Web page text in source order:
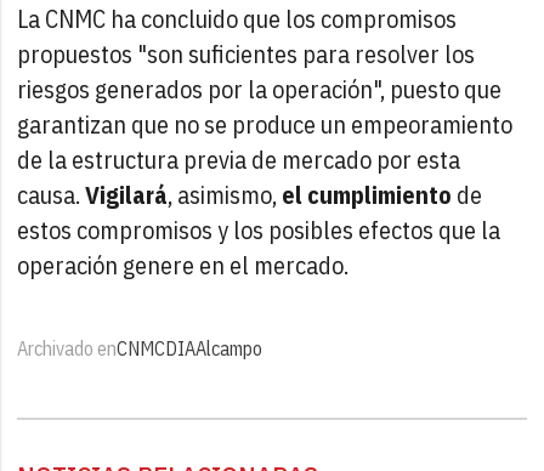
La CNMC ha concluido que los compromisos
propuestos "son suficientes para resolver los
riesgos generados por la operación", puesto que
garantizan que no se produce un empeoramiento
de la estructura previa de mercado por esta
causa.Vigilará, asimismo,el cumplimiento de
estos compromisos y los posibles efectos que la
operación genere en el mercado.
Archivado enCNMCDIAAlcampo